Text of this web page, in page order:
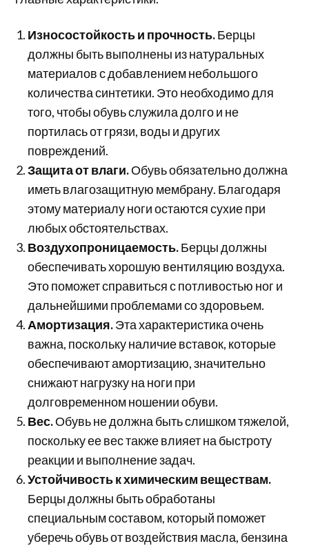
Износостойкость и прочность.Берцы
должны быть выполнены из натуральных
материалов с добавлением небольшого
количества синтетики. Это необходимо для
того, чтобы обувь служила долго и не
портилась от грязи, воды и других
повреждений.
Защита от влаги.Обувь обязательно должна
иметь влагозащитную мембрану. Благодаря
этому материалу ноги остаются сухие при
любых обстоятельствах.
Воздухопроницаемость.Берцы должны
обеспечивать хорошую вентиляцию воздуха.
Это поможет справиться с потливостью ног и
дальнейшими проблемами со здоровьем.
Амортизация.Эта характеристика очень
важна, поскольку наличие вставок, которые
обеспечивают амортизацию, значительно
снижают нагрузку на ноги при
долговременном ношении обуви.
Вес.Обувь не должна быть слишком тяжелой,
поскольку ее вес также влияет на быстроту
реакции и выполнение задач.
Устойчивость к химическим веществам.
Берцы должны быть обработаны
специальным составом, который поможет
уберечь обувь от воздействия масла, бензина